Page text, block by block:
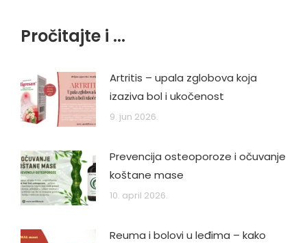
Pročitajte i ...
Artritis – upala zglobova koja
izaziva bol i ukočenost
9. jun 2026.
Prevencija osteoporoze i očuvanje
koštane mase
10. april 2026.
Reuma i bolovi u leđima – kako